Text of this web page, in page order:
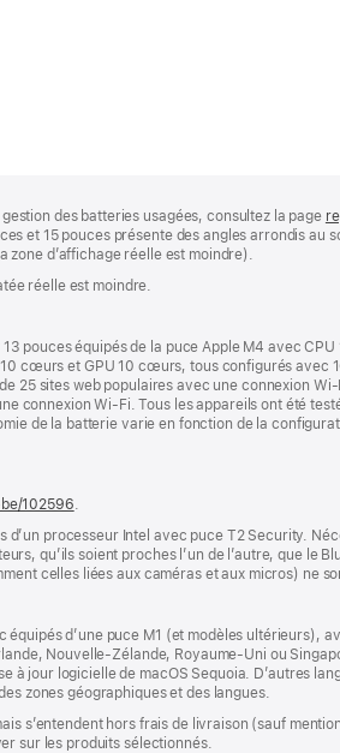
des batteries usagées, consultez la page
et 15 pouces présente des angles arrondis au
d’affichage réelle est moindre).
réelle est moindre.
pouces équipés de la puce Apple M4 avec
cœurs et GPU 10 cœurs, tous configurés avec
25 sites web populaires avec une connexion
connexion Wi-Fi. Tous les appareils ont été
de la batterie varie en fonction de la
102596.
processeur Intel avec puce T2 Security.
qu’ils soient proches l’un de l’autre, que le
celles liées aux caméras et aux micros) ne
d’une puce M1 (et modèles ultérieurs),
Nouvelle-Zélande, Royaume-Uni ou
à jour logicielle de macOS Sequoia. D’autres
zones géographiques et des langues.
s’entendent hors frais de livraison (sauf
sur les produits sélectionnés.